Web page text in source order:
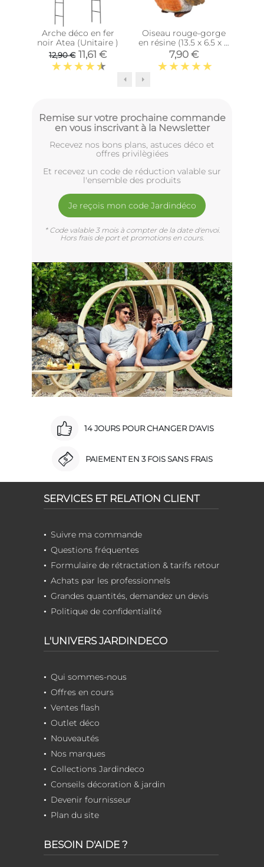
Arche déco en fer
noir Atea (Unitaire )
12,90 € 11,61 €
Oiseau rouge-gorge
en résine (13.5 x 6.5 x 8
cm)
7,90 €
Remise sur votre prochaine commande
en vous inscrivant à la Newsletter
Recevez nos bons plans, astuces déco et
offres privilègiées
Et recevez un code de réduction valable sur
l'ensemble des produits
Je reçois mon code Jardindéco
* Code valable 3 mois à compter de la date d'envoi.
Hors frais de port et promotions en cours.
14 JOURS POUR CHANGER D'AVIS
PAIEMENT EN 3 FOIS SANS FRAIS
SERVICES ET RELATION CLIENT
Suivre ma commande
Questions fréquentes
Formulaire de rétractation & tarifs retour
Achats par les professionnels
Grandes quantités, demandez un devis
Politique de confidentialité
L'UNIVERS JARDINDECO
Qui sommes-nous
Offres en cours
Ventes flash
Outlet déco
Nouveautés
Nos marques
Collections Jardindeco
Conseils décoration & jardin
Devenir fournisseur
Plan du site
BESOIN D'AIDE ?